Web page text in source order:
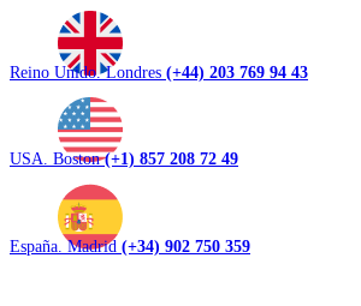
Reino Unido. Londres (+44) 203 769 94 43
USA. Boston(+1) 857 208 72 49
España. Madrid (+34) 902 750 359